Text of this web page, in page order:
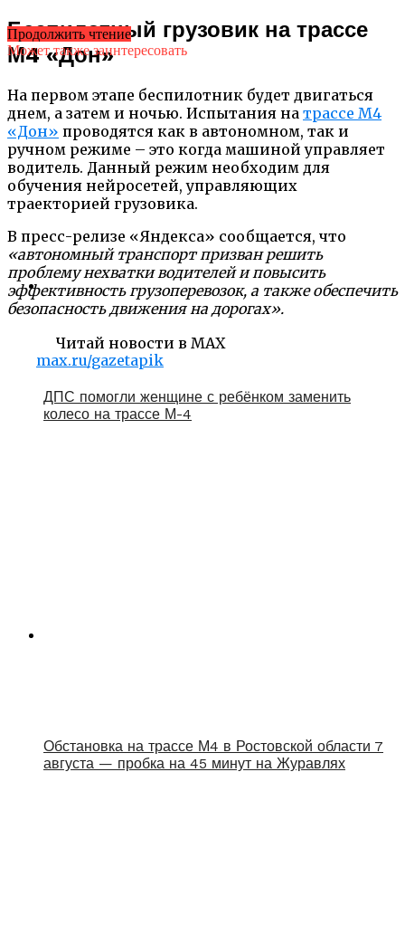
Беспилотный грузовик на трассе
М4 «Дон»
На первом этапе беспилотник будет двигаться
днем, а затем и ночью. Испытания на трассе М4
«Дон» проводятся как в автономном, так и
ручном режиме – это когда машиной управляет
водитель. Данный режим необходим для
обучения нейросетей, управляющих
траекторией грузовика.
В пресс-релизе «Яндекса» сообщается, что
«автономный транспорт призван решить
проблему нехватки водителей и повысить
эффективность грузоперевозок, а также обеспечить
безопасность движения на дорогах».
Читай новости в MAX
max.ru/gazetapik
Продолжить чтение
Может также заинтересовать
ДПС помогли женщине с ребёнком заменить
колесо на трассе М-4
Обстановка на трассе М4 в Ростовской области 7
августа — пробка на 45 минут на Журавлях